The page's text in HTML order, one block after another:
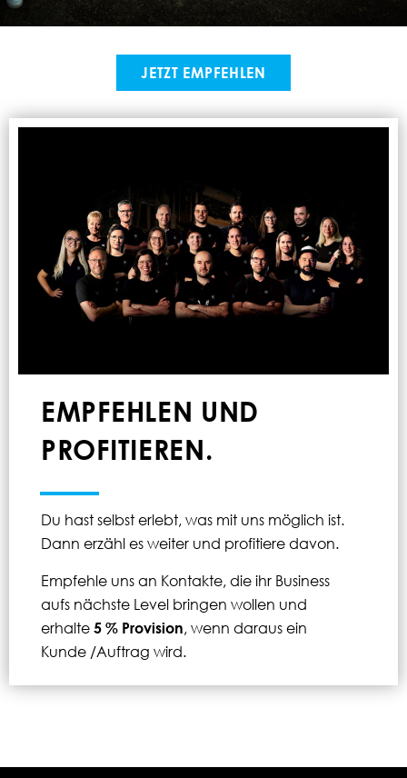
JETZT EMPFEHLEN
EMPFEHLEN UND
PROFITIEREN.
Du hast selbst erlebt, was mit uns möglich ist.
Dann erzähl es weiter und profitiere davon.
Empfehle uns an Kontakte, die ihr Business
aufs nächste Level bringen wollen und
erhalte 5 % Provision, wenn daraus ein
Kunde /Auftrag wird.